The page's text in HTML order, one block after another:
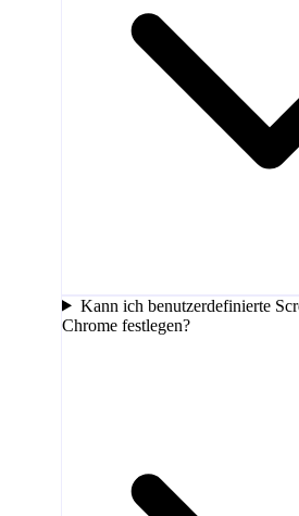
Kann ich benutzerdefinierte
Chrome festlegen?